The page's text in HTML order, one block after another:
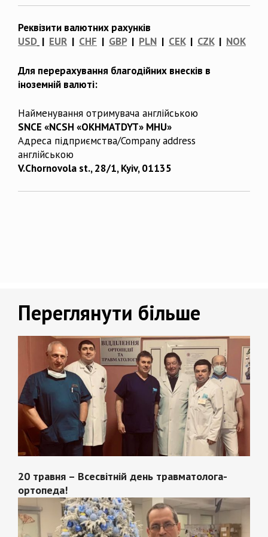
Реквізити валютних рахунків
USD | EUR | CHF | GBP| PLN | CEK| CZK| NOK
Для перерахування благодійних внесків в
іноземній валюті:
Найменування отримувача англійською
SNCE «NCSH «OKHMATDYT» MHU»
Адреса підприємства/Company address
англійською
V.Chornovola st., 28/1, Kyiv, 01135
Переглянути більше
20 травня – Всесвітній день травматолога-
ортопеда!